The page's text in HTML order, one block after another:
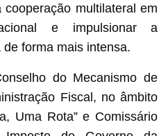
multilateral em
e impulsionar a
forma mais intensa.
do Mecanismo de
Fiscal, no âmbito
Uma Rota” e Comissário